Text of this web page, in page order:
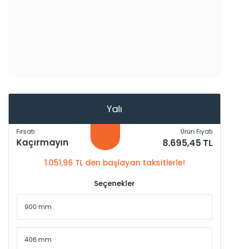
Yalı
Fırsatı
Kaçırmayın
Ürün Fiyatı
8.695,45 TL
1.051,96 TL den başlayan taksitlerle!
Seçenekler